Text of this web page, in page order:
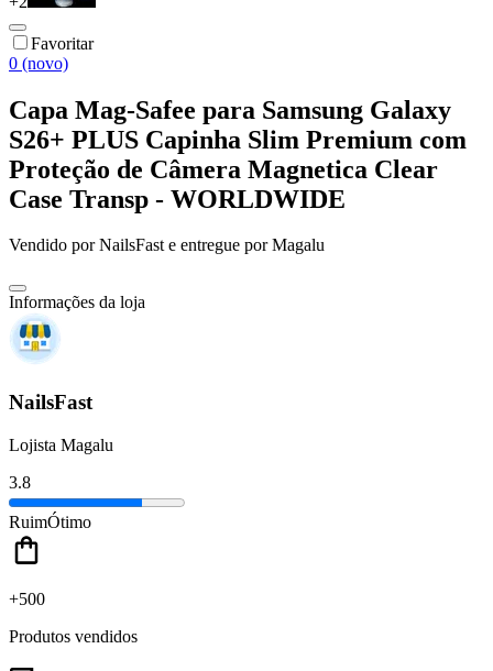
Favoritar
0 (novo)
Capa Mag-Safee para Samsung Galaxy
S26+ PLUS Capinha Slim Premium com
Proteção de Câmera Magnetica Clear
Case Transp - WORLDWIDE
Vendido porNailsFaste entregue por Magalu
Informações da loja
NailsFast
Lojista Magalu
3.8
RuimÓtimo
+500
Produtos vendidos